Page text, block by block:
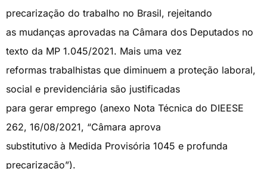
precarização do trabalho no Brasil, rejeitando
as mudanças aprovadas na Câmara dos Deputados no
texto da MP 1.045/2021. Mais uma vez
reformas trabalhistas que diminuem a proteção laboral,
social e previdenciária são justificadas
para gerar emprego (anexo Nota Técnica do DIEESE
262, 16/08/2021, “Câmara aprova
substitutivo à Medida Provisória 1045 e profunda
precarização”).